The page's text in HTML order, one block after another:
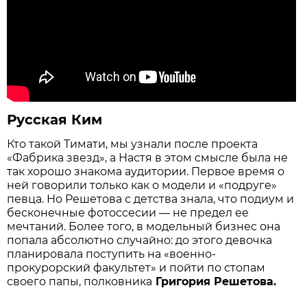
Русская Ким
Кто такой Тимати, мы узнали после проекта
«Фабрика звезд», а Настя в этом смысле была не
так хорошо знакома аудитории. Первое время о
ней говорили только как о модели и «подруге»
певца. Но Решетова с детства знала, что подиум и
бесконечные фотоссесии — не предел ее
мечтаний. Более того, в модельный бизнес она
попала абсолютно случайно: до этого девочка
планировала поступить на «военно-
прокурорский факультет» и пойти по стопам
своего папы, полковника Григория Решетова.